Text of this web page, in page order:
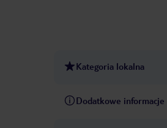
Kategoria lokalna
Dodatkowe informacje